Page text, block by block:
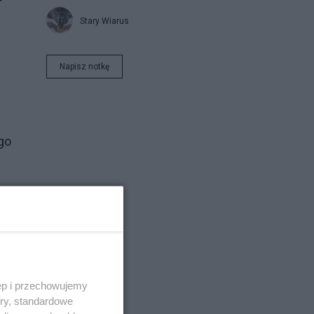
Stary Wiarus
Napisz notkę
i przechowujemy
standardowe